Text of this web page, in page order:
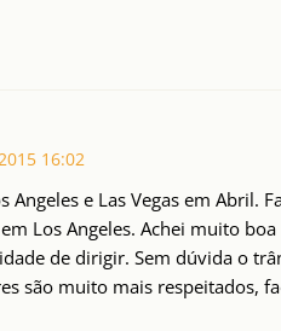
16:02
Angeles e Las Vegas em Abril.
Los Angeles. Achei muito
de dirigir. Sem dúvida o
são muito mais respeitados,